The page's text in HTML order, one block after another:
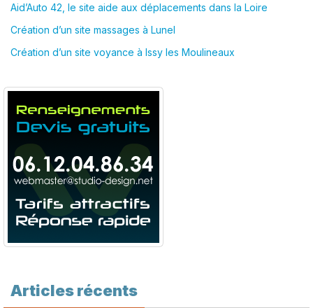
Aid’Auto 42, le site aide aux déplacements dans la Loire
Création d’un site massages à Lunel
Création d’un site voyance à Issy les Moulineaux
Articles récents